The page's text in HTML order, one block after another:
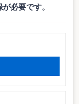
者登場時に講じる防衛策
る「事前警告型」の買収
な買付行為に関する対応
ースでも、同社が定めた
真HD」という）による
必要です。